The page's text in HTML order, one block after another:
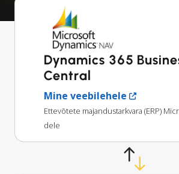
Dynamics 365
Central
Mine veebilehele
Ettevõtete majandustarkvara (ERP)
dele